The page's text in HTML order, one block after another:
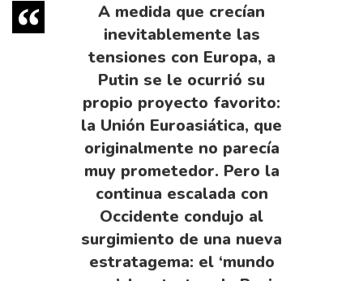
A medida que crecían
inevitablemente las
tensiones con Europa, a
Putin se le ocurrió su
propio proyecto favorito:
la Unión Euroasiática, que
originalmente no parecía
muy prometedor. Pero la
continua escalada con
Occidente condujo al
surgimiento de una nueva
estratagema: el ‘mundo